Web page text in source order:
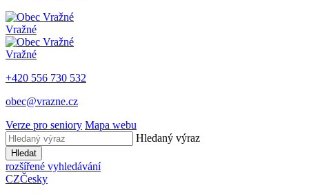
Vražné
Vražné
+420 556 730 532
obec@vrazne.cz
Verze pro seniory Mapa webu
Hledaný výraz
Hledat
rozšířené vyhledávání
CZČesky